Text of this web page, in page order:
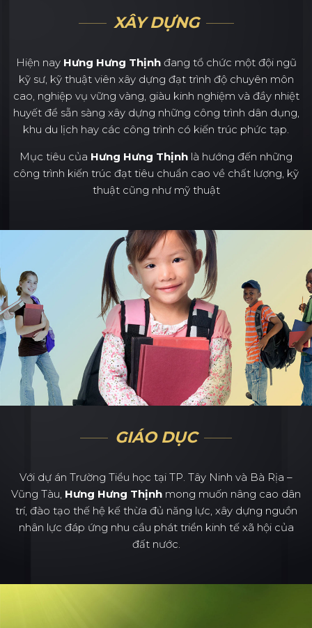
XÂY DỰNG
Hiện nay Hưng Hưng Thịnh đang tổ chức một đội ngũ
kỹ sư, kỹ thuật viên xây dựng đạt trình độ chuyên môn
cao, nghiệp vụ vững vàng, giàu kinh nghiệm và đầy nhiệt
huyết để sẵn sàng xây dựng những công trình dân dụng,
khu du lịch hay các công trình có kiến trúc phức tạp.
Mục tiêu của Hưng Hưng Thịnh là hướng đến những
công trình kiến trúc đạt tiêu chuẩn cao về chất lượng, kỹ
thuật cũng như mỹ thuật
GIÁO DỤC
Với dự án Trường Tiểu học tại TP. Tây Ninh và Bà Rịa –
Vũng Tàu, Hưng Hưng Thịnh mong muốn nâng cao dân
trí, đào tạo thế hệ kế thừa đủ năng lực, xây dựng nguồn
nhân lực đáp ứng nhu cầu phát triển kinh tế xã hội của
đất nước.